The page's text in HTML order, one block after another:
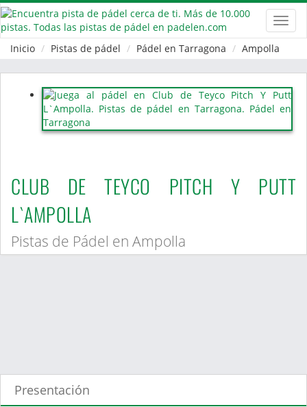
Inicio
Pistas de pádel Pádel en Tarragona Ampolla
CLUB DE TEYCO PITCH Y PUTT
L`AMPOLLA
Pistas de Pádel en Ampolla
Presentación